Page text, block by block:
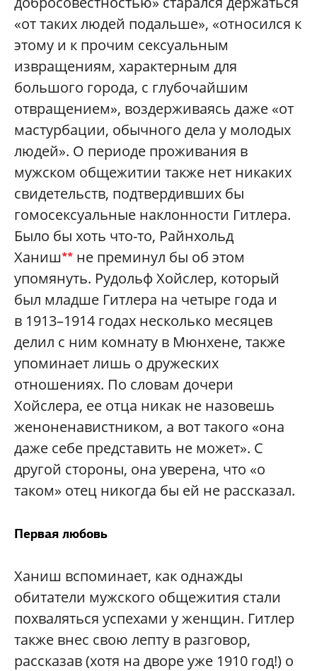
«от таких людей подальше», «относился к
этому и к прочим сексуальным
извращениям, характерным для
большого города, с глубочайшим
отвращением», воздерживаясь даже «от
мастурбации, обычного дела у молодых
людей». О периоде проживания в
мужском общежитии также нет никаких
свидетельств, подтвердивших бы
гомосексуальные наклонности Гитлера.
Было бы хоть что-то, Райнхольд
Ханиш** не преминул бы об этом
упомянуть. Рудольф Хойслер, который
был младше Гитлера на четыре года и
в 1913–1914 годах несколько месяцев
делил с ним комнату в Мюнхене, также
упоминает лишь о дружеских
отношениях. По словам дочери
Хойслера, ее отца никак не назовешь
женоненавистником, а вот такого «она
даже себе представить не может». С
другой стороны, она уверена, что «о
таком» отец никогда бы ей не рассказал.
Первая любовь
Ханиш вспоминает, как однажды
обитатели мужского общежития стали
похваляться успехами у женщин. Гитлер
также внес свою лепту в разговор,
рассказав (хотя на дворе уже 1910 год!) о